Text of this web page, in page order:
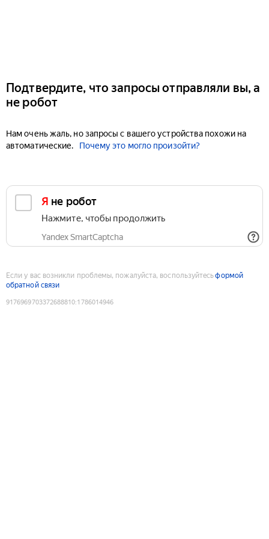
Подтвердите, что запросы отправляли вы, а
не робот
Нам очень жаль, но запросы с вашего устройства похожи на
автоматические.
Почему это могло произойти?
Я не робот
Нажмите, чтобы продолжить
Yandex SmartCaptcha
Если у вас возникли проблемы, пожалуйста, воспользуйтесьформой
обратной связи
9176969703372688810:1786014946